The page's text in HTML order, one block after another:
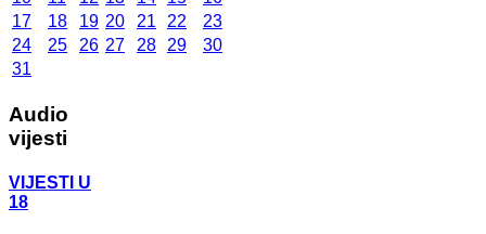
17
18 19 20 21 22
23
24
25 26 27 28 29
30
31
Audio
vijesti
VIJESTI U
18